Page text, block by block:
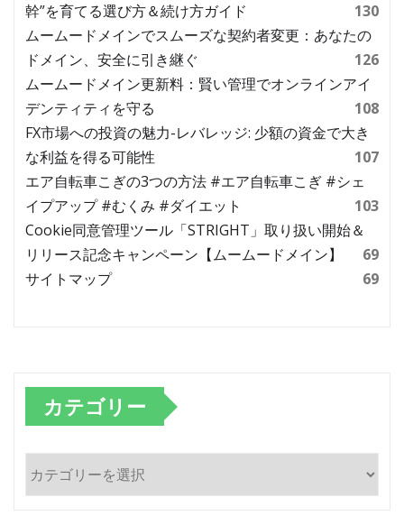
幹”を育てる選び方＆続け方ガイド
130
ムームードメインでスムーズな契約者変更：あなたの
ドメイン、安全に引き継ぐ
126
ムームードメイン更新料：賢い管理でオンラインアイ
デンティティを守る
108
FX市場への投資の魅力-レバレッジ: 少額の資金で大き
な利益を得る可能性
107
エア自転車こぎの3つの方法 #エア自転車こぎ #シェ
イプアップ #むくみ #ダイエット
103
Cookie同意管理ツール「STRIGHT」取り扱い開始＆
リリース記念キャンペーン【ムームードメイン】
69
サイトマップ
69
カテゴリー
テ